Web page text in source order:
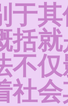
于
括
不
社